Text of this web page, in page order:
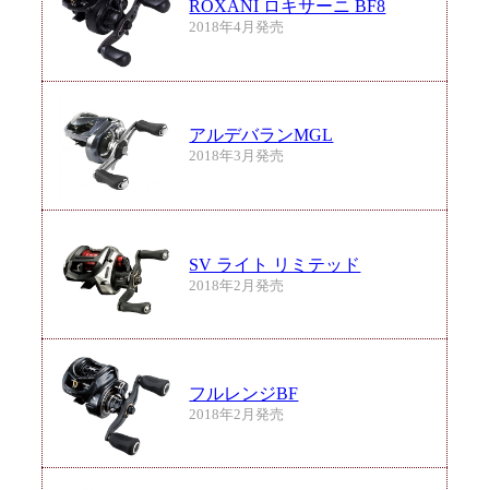
ROXANI ロキサーニ BF8
2018年4月発売
アルデバランMGL
2018年3月発売
SV ライト リミテッド
2018年2月発売
フルレンジBF
2018年2月発売